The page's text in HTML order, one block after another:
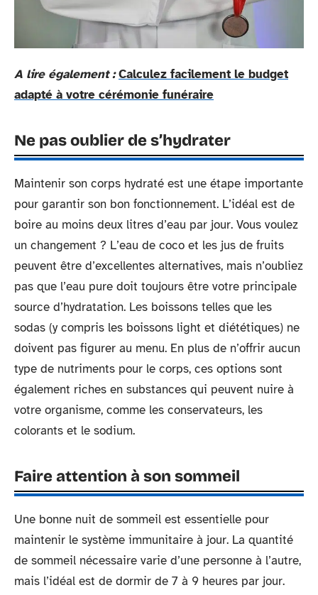
A lire également : Calculez facilement le budget
adapté à votre cérémonie funéraire
Ne pas oublier de s’hydrater
Maintenir son corps hydraté est une étape importante
pour garantir son bon fonctionnement. L’idéal est de
boire au moins deux litres d’eau par jour. Vous voulez
un changement ? L’eau de coco et les jus de fruits
peuvent être d’excellentes alternatives, mais n’oubliez
pas que l’eau pure doit toujours être votre principale
source d’hydratation. Les boissons telles que les
sodas (y compris les boissons light et diététiques) ne
doivent pas figurer au menu. En plus de n’offrir aucun
type de nutriments pour le corps, ces options sont
également riches en substances qui peuvent nuire à
votre organisme, comme les conservateurs, les
colorants et le sodium.
Faire attention à son sommeil
Une bonne nuit de sommeil est essentielle pour
maintenir le système immunitaire à jour. La quantité
de sommeil nécessaire varie d’une personne à l’autre,
mais l’idéal est de dormir de 7 à 9 heures par jour.